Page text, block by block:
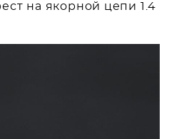
на якорной цепи 1.4